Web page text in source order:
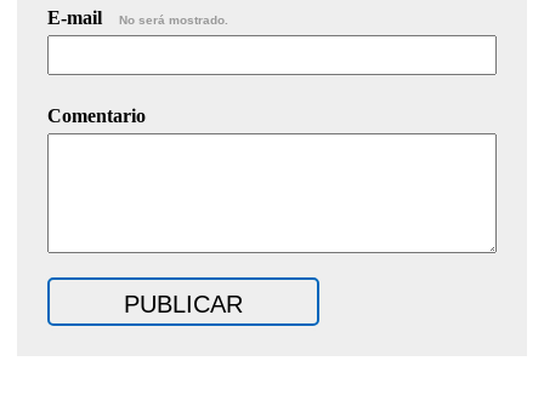
E-mail No será mostrado.
Comentario